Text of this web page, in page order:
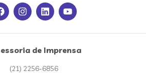
de Imprensa
(21) 2256-6856